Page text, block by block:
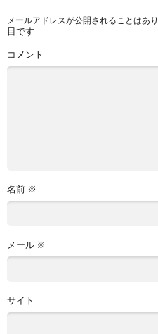
メールアドレスが公開されることはあり
目です
コメント
名前 ※
メール ※
サイト